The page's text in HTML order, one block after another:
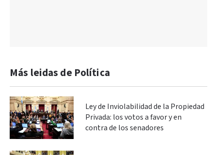
Más leidas de Política
Ley de Inviolabilidad de la Propiedad
Privada: los votos a favor y en
contra de los senadores